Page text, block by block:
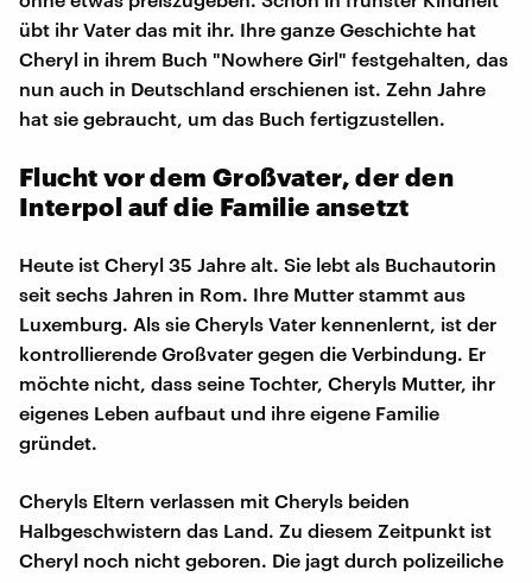
übt ihr Vater das mit ihr. Ihre ganze Geschichte hat
Cheryl in ihrem Buch "Nowhere Girl" festgehalten, das
nun auch in Deutschland erschienen ist. Zehn Jahre
hat sie gebraucht, um das Buch fertigzustellen.
Flucht vor dem Großvater, der den
Interpol auf die Familie ansetzt
Heute ist Cheryl 35 Jahre alt. Sie lebt als Buchautorin
seit sechs Jahren in Rom. Ihre Mutter stammt aus
Luxemburg. Als sie Cheryls Vater kennenlernt, ist der
kontrollierende Großvater gegen die Verbindung. Er
möchte nicht, dass seine Tochter, Cheryls Mutter, ihr
eigenes Leben aufbaut und ihre eigene Familie
gründet.
Cheryls Eltern verlassen mit Cheryls beiden
Halbgeschwistern das Land. Zu diesem Zeitpunkt ist
Cheryl noch nicht geboren. Die jagt durch polizeiliche